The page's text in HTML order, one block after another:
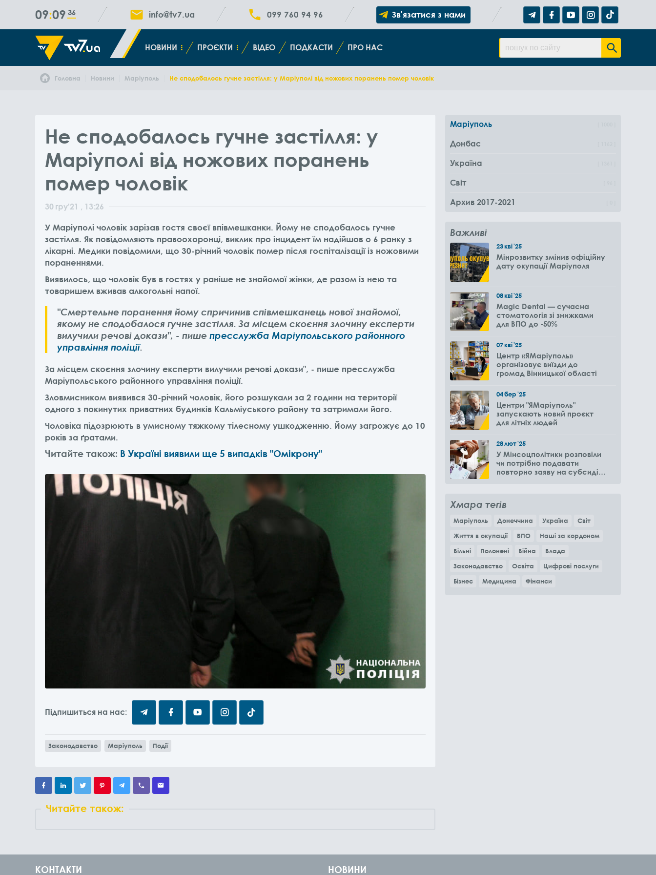
09 09 37 info@tv7.ua 099 760 94 96 Зв'язатися з нами
НОВИНИ ПРОЄКТИ ВІДЕО ПОДКАСТИ ПРО НАС
Головна Новини Маріуполь Не сподобалось гучне застілля: у Маріуполі від ножових поранень помер чоловік
Не сподобалось гучне застілля: у
Маріуполі від ножових поранень
помер чоловік
30 гру'21 , 13:26
У Маріуполі чоловік зарізав гостя своєї впівмешканки. Йому не сподобалось гучне
застілля. Як повідомляють правоохоронці, виклик про інцидент їм надійшов о 6 ранку з
лікарні. Медики повідомили, що 30-річний чоловік помер після госпіталізації із ножовими
пораненнями.
Виявилось, що чоловік був в гостях у раніше не знайомої жінки, де разом із нею та
товаришем вживав алкогольні напої.
"Смертельне поранення йому спричинив співмешканець нової знайомої,
якому не сподобалося гучне застілля.За місцем скоєння злочину експерти
вилучили речові докази", - пише пресслужба Маріупольського районного
управління поліції.
За місцем скоєння злочину експерти вилучили речові докази", - пише пресслужба
Маріупольського районного управління поліції.
Зловмисником виявився 30-річний чоловік, його розшукали за 2 години на території
одного з покинутих приватних будинків Кальміуського району та затримали його.
Чоловіка підозрюють в умисному тяжкому тілесному ушкодженню. Йому загрожує до 10
років за ґратами.
Читайте також: В Україні виявили ще 5 випадків "Омікрону"
Підпишиться на нас:
Законодавство Маріуполь Події
Читайте також:
Маріуполь
Донбас
Україна
Світ
Архив 2017-2021
Важливі
23кві'25
Мінрозвитку змінив офіційну
дату окупації Маріуполя
08кві'25
Magic Dental — сучасна
стоматологія зі знижками
для ВПО до -50%
07кві'25
Центр «ЯМаріуполь»
організовує виїзди до
громад Вінницької області
04бер'25
Центри "ЯМаріуполь"
запускають новий проєкт
для літніх людей
28лют'25
У Мінсоцполітики розповіли
чи потрібно подавати
повторно заяву на субсидію
Хмара тегів
Маріуполь Донеччина Україна
Світ
Життя в окупації
ВПО
Наші за кордоном
Вільні
Полонені Війна
Влада
Законодавство
Освіта
Цифрові послуги
Бізнес
Медицина Фінанси
КОНТАКТИ НОВИНИ